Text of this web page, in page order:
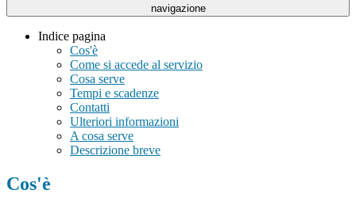
navigazione
Indice pagina
Cos'è
Come si accede al servizio
Cosa serve
Tempi e scadenze
Contatti
Ulteriori informazioni
A cosa serve
Descrizione breve
Cos'è